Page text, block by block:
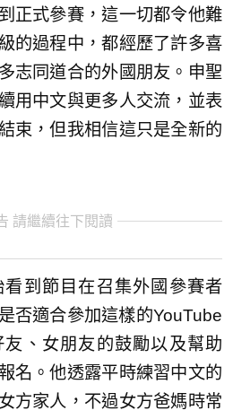
正式參賽，這一切都令他難
的過程中，都經歷了許多喜
志同道合的外國朋友。申聖
用中文與更多人交流，並表
束，但我相信這只是全新的
請繼續往下閱讀
到節目在召集外國參賽者
否適合參加這樣的YouTube
、女朋友的鼓勵以及幫助
名。他透露平時練習中文的
方家人，不過女方爸媽時常